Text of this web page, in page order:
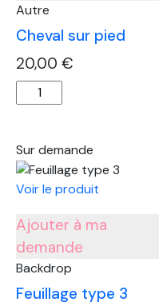
Autre
Cheval sur pied
20,00 €
quantité
de
sur
pied
Sur demande
Voir le produit
Ajouter à ma
demande
Backdrop
Feuillage type 3